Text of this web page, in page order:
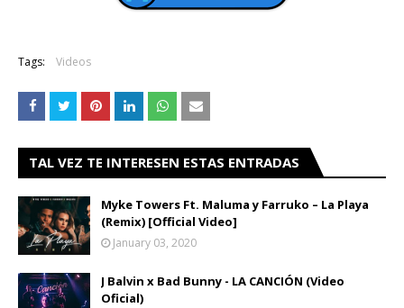
Tags: Videos
TAL VEZ TE INTERESEN ESTAS ENTRADAS
Myke Towers Ft. Maluma y Farruko – La Playa
(Remix) [Official Video]
January 03, 2020
J Balvin x Bad Bunny - LA CANCIÓN (Video
Oficial)